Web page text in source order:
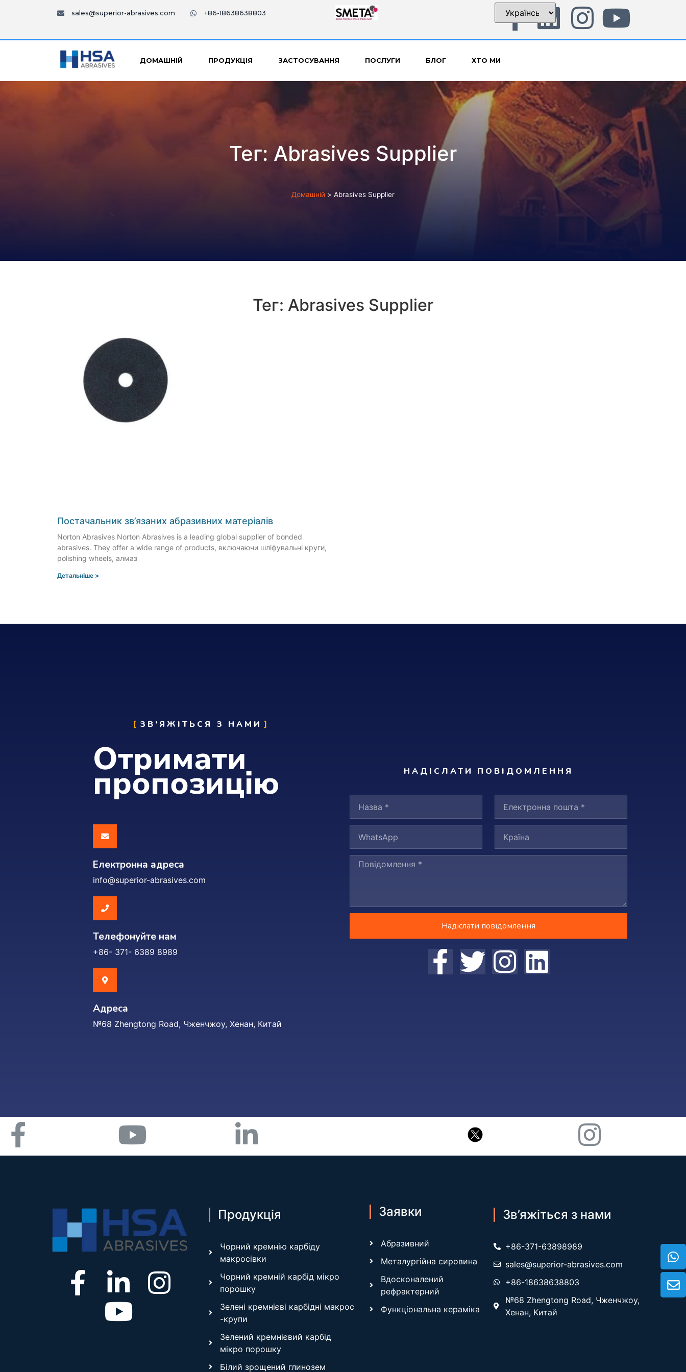
sales@superior-abrasives.com +86-18638638803
ДОМАШНІЙ ПРОДУКЦІЯ ЗАСТОСУВАННЯ ПОСЛУГИ БЛОГ ХТО МИ
Тег: Abrasives Supplier
Домашній > Abrasives Supplier
Тег: Abrasives Supplier
Постачальник зв’язаних абразивних матеріалів
Norton Abrasives Norton Abrasives is a leading global supplier of bonded
abrasives. They offer a wide range of products, включаючи шліфувальні круги,
polishing wheels, алмаз
Детальніше >
ЗВ’ЯЖІТЬСЯ З НАМИ
Отримати
пропозицію
Електронна адреса
info@superior-abrasives.com
Телефонуйте нам
+86- 371- 6389 8989
Адреса
№68 Zhengtong Road, Чженчжоу, Хенан, Китай
НАДІСЛАТИ ПОВІДОМЛЕННЯ
Надіслати повідомлення
Продукція
Чорний кремнію карбіду
макросівки
Чорний кремній карбід мікро
порошку
Зелені кремнієві карбідні макрос
-крупи
Зелений кремнієвий карбід
мікро порошку
Білий зрощений глинозем
Заявки
Абразивний
Металургійна сировина
Вдосконалений
рефрактерний
Функціональна кераміка
Зв’яжіться з нами
+86-371-63898989
sales@superior-abrasives.com
+86-18638638803
№68 Zhengtong Road, Чженчжоу,
Хенан, Китай